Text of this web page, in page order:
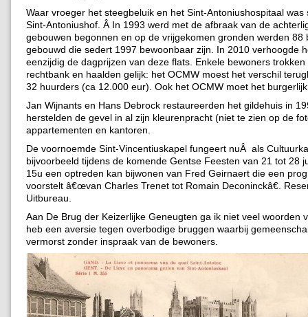
Waar vroeger het steegbeluik en het Sint-Antoniushospitaal was
Sint-Antoniushof. Â In 1993 werd met de afbraak van de
gebouwen begonnen en op de vrijgekomen gronden werden 88
gebouwd die sedert 1997 bewoonbaar zijn. In 2010 verhoogde
eenzijdig de dagprijzen van deze flats. Enkele bewoners
rechtbank en haalden gelijk: het OCMW moest het verschil
32 huurders (ca 12.000 eur). Ook het OCMW moet het
Jan Wijnants en Hans Debrock restaureerden het gildehuis in
herstelden de gevel in al zijn kleurenpracht (niet te zien op de
appartementen en kantoren.
De voornoemde Sint-Vincentiuskapel fungeert nuÂ als
bijvoorbeeld tijdens de komende Gentse Feesten van 21 tot 28
15u een optreden kan bijwonen van Fred Geirnaert die een
voorstelt â€œvan Charles Trenet tot Romain Deconinckâ€.
Uitbureau.
Aan De Brug der Keizerlijke Geneugten ga ik niet veel woorden
heb een aversie tegen overbodige bruggen waarbij
vermorst zonder inspraak van de bewoners.